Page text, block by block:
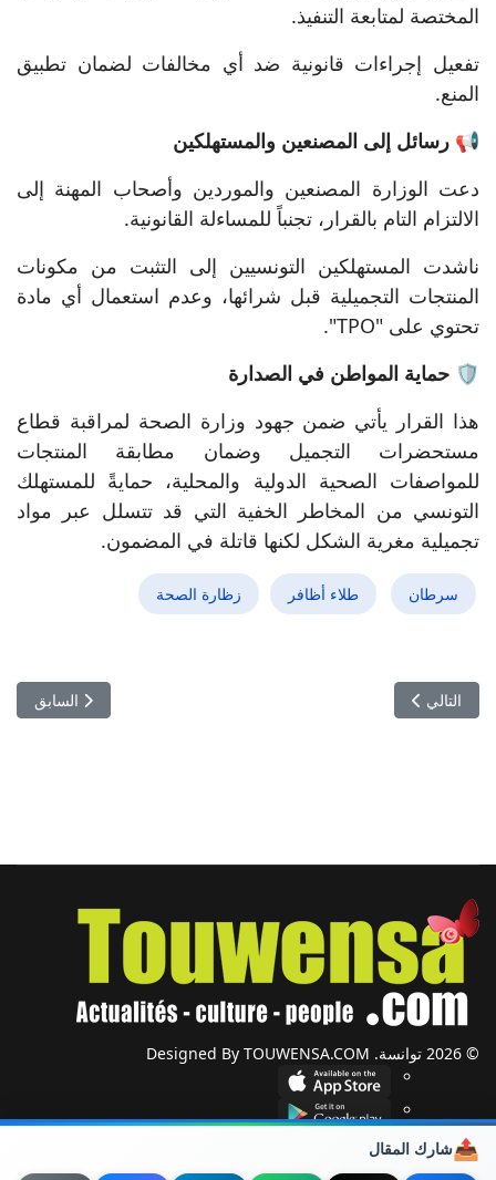
المختصة لمتابعة التنفيذ.
تفعيل إجراءات قانونية ضد أي مخالفات لضمان تطبيق
المنع.
📢 رسائل إلى المصنعين والمستهلكين
دعت الوزارة المصنعين والموردين وأصحاب المهنة إلى
الالتزام التام بالقرار، تجنباً للمساءلة القانونية.
ناشدت المستهلكين التونسيين إلى التثبت من مكونات
المنتجات التجميلية قبل شرائها، وعدم استعمال أي مادة
تحتوي على "TPO".
🛡️ حماية المواطن في الصدارة
هذا القرار يأتي ضمن جهود وزارة الصحة لمراقبة قطاع
مستحضرات التجميل وضمان مطابقة المنتجات
للمواصفات الصحية الدولية والمحلية، حمايةً للمستهلك
التونسي من المخاطر الخفية التي قد تتسلل عبر مواد
تجميلية مغرية الشكل لكنها قاتلة في المضمون.
سرطان طلاء أظافر زظارة الصحة
المقال
السابق
المقال التالي: خطر الجـﻼيوكسيليك في منتجات فرد الشعر: تونس
التالي
📤شارك المقال
© 2026 توانسة. Designed By TOUWENSA.COM
شؤون دولية أحزاب وجمعيات